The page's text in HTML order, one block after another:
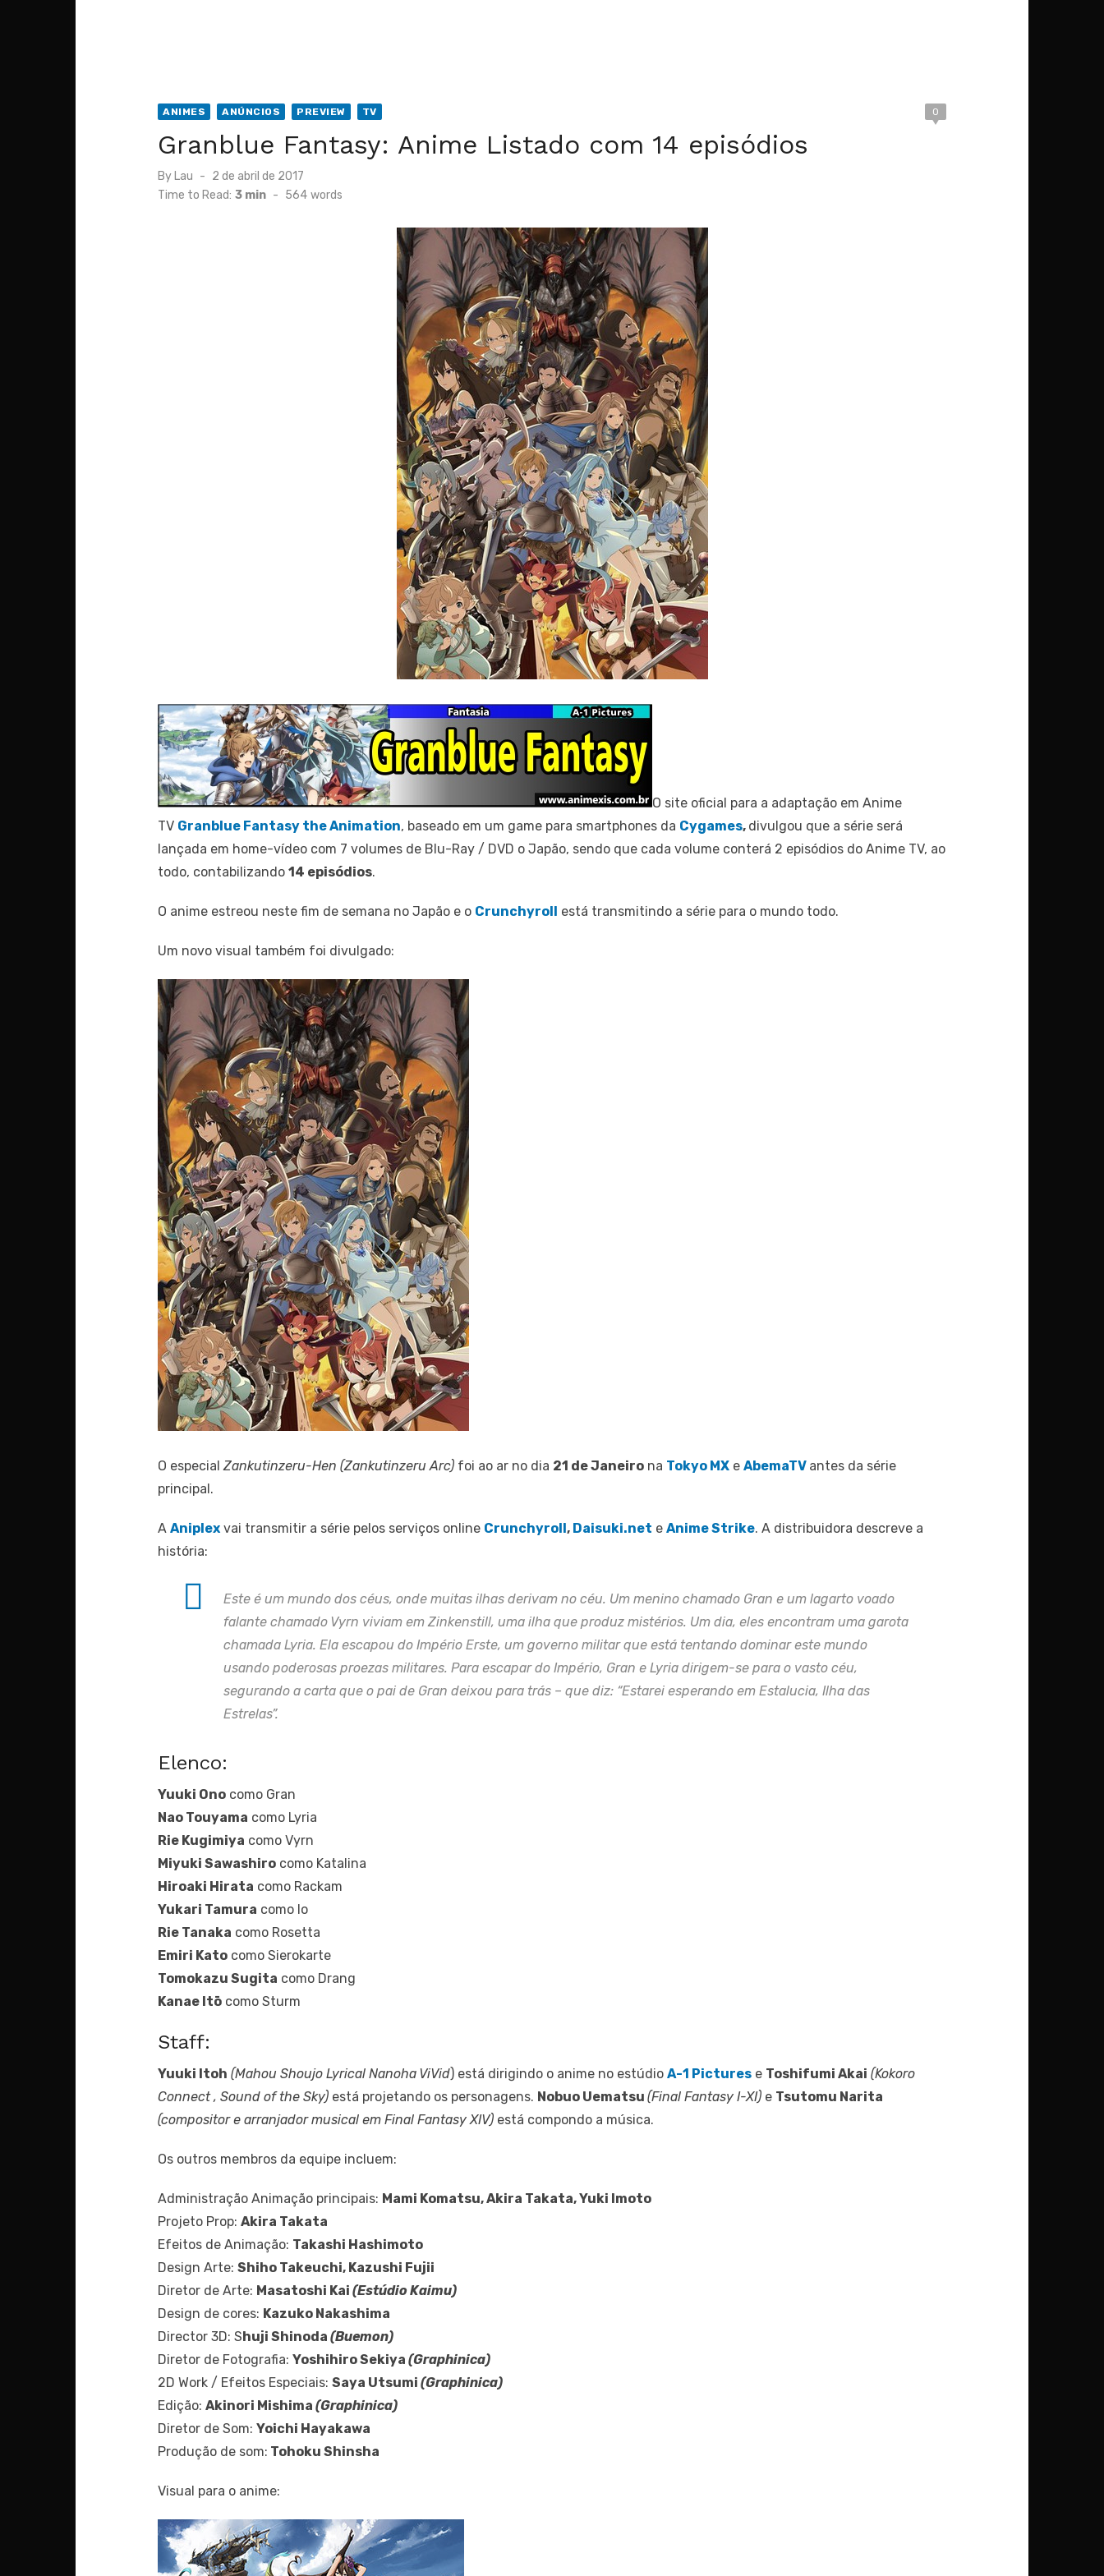
ANIMES ANÚNCIOS PREVIEW TV 0
Granblue Fantasy: Anime Listado com 14 episódios
By Lau
Posted
on
2 de abril de 2017
Time to Read: 3 min - 564 words
O site oficial para a adaptação em Anime
TV Granblue Fantasy the Animation, baseado em um game para smartphones da Cygames, divulgou que a série será
lançada em home-vídeo com 7 volumes de Blu-Ray / DVD o Japão, sendo que cada volume conterá 2 episódios do Anime TV, ao
todo, contabilizando 14 episódios.
O anime estreou neste fim de semana no Japão e o Crunchyroll está transmitindo a série para o mundo todo.
Um novo visual também foi divulgado:
O especialZankutinzeru-Hen (Zankutinzeru Arc) foi ao ar no dia 21 de Janeiro na Tokyo MX e AbemaTV antes da série
principal.
A Aniplex vai transmitir a série pelos serviços online Crunchyroll, Daisuki.net e Anime Strike. A distribuidora descreve a
história:
Este é um mundo dos céus, onde muitas ilhas derivam no céu. Um menino chamado Gran e um lagarto voado
falante chamado Vyrn viviam em Zinkenstill, uma ilha que produz mistérios. Um dia, eles encontram uma garota
chamada Lyria. Ela escapou do Império Erste, um governo militar que está tentando dominar este mundo
usando poderosas proezas militares. Para escapar do Império, Gran e Lyria dirigem-se para o vasto céu,
segurando a carta que o pai de Gran deixou para trás – que diz: “Estarei esperando em Estalucia, Ilha das
Estrelas”.
Elenco:
Yuuki Ono como Gran
Nao Touyama como Lyria
Rie Kugimiya como Vyrn
Miyuki Sawashiro como Katalina
Hiroaki Hirata como Rackam
Yukari Tamura como Io
Rie Tanaka como Rosetta
Emiri Kato como Sierokarte
Tomokazu Sugita como Drang
Kanae Itō como Sturm
Staff:
Yuuki Itoh (Mahou Shoujo Lyrical Nanoha ViVid) está dirigindo o anime no estúdio A-1 Pictures e Toshifumi Akai (Kokoro
Connect , Sound of the Sky) está projetando os personagens. Nobuo Uematsu (Final Fantasy I-XI) e Tsutomu Narita
(compositor e arranjador musical em Final Fantasy XIV) está compondo a música.
Os outros membros da equipe incluem:
Administração Animação principais: Mami Komatsu, Akira Takata, Yuki Imoto
Projeto Prop: Akira Takata
Efeitos de Animação: Takashi Hashimoto
Design Arte: Shiho Takeuchi, Kazushi Fujii
Diretor de Arte: Masatoshi Kai (Estúdio Kaimu)
Design de cores: Kazuko Nakashima
Director 3D: Shuji Shinoda (Buemon)
Diretor de Fotografia: Yoshihiro Sekiya (Graphinica)
2D Work / Efeitos Especiais: Saya Utsumi (Graphinica)
Edição: Akinori Mishima (Graphinica)
Diretor de Som: Yoichi Hayakawa
Produção de som: Tohoku Shinsha
Visual para o anime: